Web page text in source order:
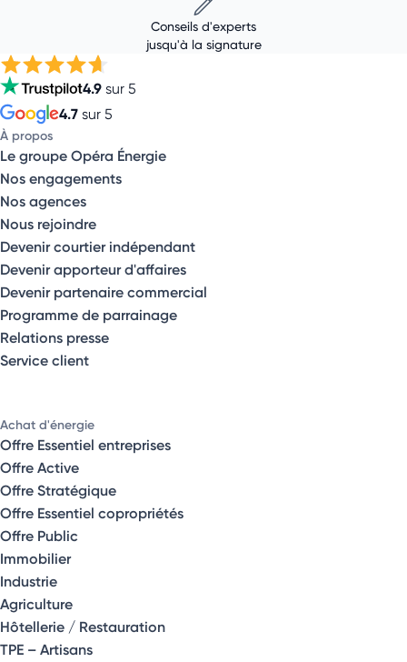
Conseils d'experts
jusqu'à la signature
4.9 sur 5
4.7 sur 5
À propos
Le groupe Opéra Énergie
Nos engagements
Nos agences
Nous rejoindre
Devenir courtier indépendant
Devenir apporteur d'affaires
Devenir partenaire commercial
Programme de parrainage
Relations presse
Service client
Achat d'énergie
Offre Essentiel entreprises
Offre Active
Offre Stratégique
Offre Essentiel copropriétés
Offre Public
Immobilier
Industrie
Agriculture
Hôtellerie / Restauration
TPE – Artisans